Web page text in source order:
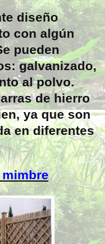
diseño
con algún
pueden
galvanizado,
al polvo.
de hierro
ya que son
en diferentes